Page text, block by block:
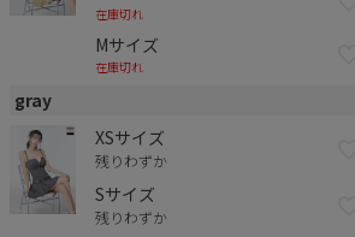
在庫切れ
Mサイズ
在庫切れ
gray
XSサイズ
残りわずか
Sサイズ
残りわずか